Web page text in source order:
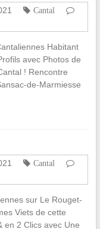
Cantal
Habitant
avec Photos de
! Rencontre
de-Marmiesse
Cantal
sur Le Rouget-
Viets de cette
en 2 Clics avec Une